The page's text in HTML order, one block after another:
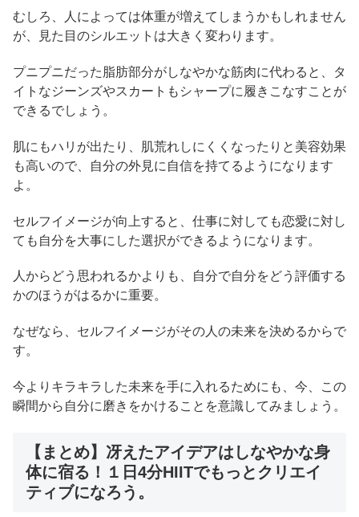
むしろ、人によっては体重が増えてしまうかもしれません
が、見た目のシルエットは大きく変わります。
プニプニだった脂肪部分がしなやかな筋肉に代わると、タ
イトなジーンズやスカートもシャープに履きこなすことが
できるでしょう。
肌にもハリが出たり、肌荒れしにくくなったりと美容効果
も高いので、自分の外見に自信を持てるようになります
よ。
セルフイメージが向上すると、仕事に対しても恋愛に対し
ても自分を大事にした選択ができるようになります。
人からどう思われるかよりも、自分で自分をどう評価する
かのほうがはるかに重要。
なぜなら、セルフイメージがその人の未来を決めるからで
す。
今よりキラキラした未来を手に入れるためにも、今、この
瞬間から自分に磨きをかけることを意識してみましょう。
【まとめ】冴えたアイデアはしなやかな身
体に宿る！１日4分HIITでもっとクリエイ
ティブになろう。